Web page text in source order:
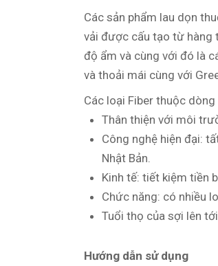
Các sản phẩm lau dọn
vải được cấu tạo từ hàng
độ ẩm và cùng với đó là
và thoải mái cùng với
Сác loại Fiber thuộc dòng
Thân thiện với môi
Сông nghệ hiện đại:
Nhật Bản.
Kinh tế: tiết kiệm tiền
Chức năng: có nhiều
Tuổi thọ của sợi lên
Hướng dẫn sử dụng